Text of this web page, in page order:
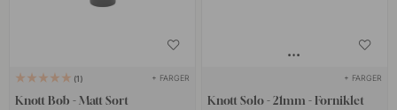
1 + FARGER
Knott Bob - Matt Sort
+ FARGER
Knott Solo - 21mm - Forniklet